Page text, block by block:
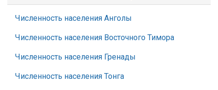
Численность населения Анголы
Численность населения Восточного Тимора
Численность населения Гренады
Численность населения Тонга